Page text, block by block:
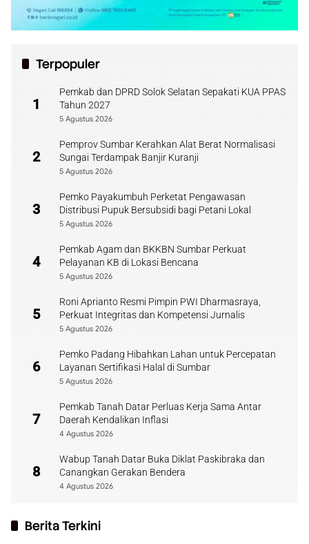
Terpopuler
1
Pemkab dan DPRD Solok Selatan Sepakati KUA PPAS
Tahun 2027
5 Agustus 2026
2
Pemprov Sumbar Kerahkan Alat Berat Normalisasi
Sungai Terdampak Banjir Kuranji
5 Agustus 2026
3
Pemko Payakumbuh Perketat Pengawasan
Distribusi Pupuk Bersubsidi bagi Petani Lokal
5 Agustus 2026
4
Pemkab Agam dan BKKBN Sumbar Perkuat
Pelayanan KB di Lokasi Bencana
5 Agustus 2026
5
Roni Aprianto Resmi Pimpin PWI Dharmasraya,
Perkuat Integritas dan Kompetensi Jurnalis
5 Agustus 2026
6
Pemko Padang Hibahkan Lahan untuk Percepatan
Layanan Sertifikasi Halal di Sumbar
5 Agustus 2026
7
Pemkab Tanah Datar Perluas Kerja Sama Antar
Daerah Kendalikan Inflasi
4 Agustus 2026
8
Wabup Tanah Datar Buka Diklat Paskibraka dan
Canangkan Gerakan Bendera
4 Agustus 2026
Berita Terkini